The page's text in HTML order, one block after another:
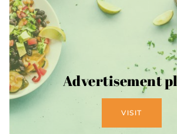
Advertisement
VISIT